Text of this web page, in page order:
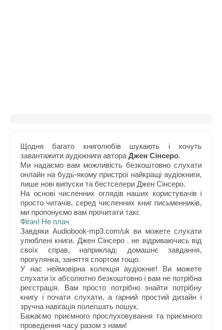
Щодня багато книголюбів шукають і хочуть
завантажити аудіокниги автора Джен Сінсеро.
Ми надаємо вам можливість безкоштовно слухати
онлайн на будь-якому пристрої найкращі аудіокниги,
лише нові випуски та бестселери Джен Сінсеро.
На основі численних оглядів наших користувачів і
просто читачів, серед численних книг письменників,
ми пропонуємо вам прочитати такі:
Фігач! Не плач
Завдяки Audiobook-mp3.com/uk ви можете слухати
улюблені книги. Джен Сінсеро . не відриваючись від
своїх справ, наприклад: домашнє завдання,
прогулянка, заняття спортом тощо.
У нас неймовірна колекція аудіокниг! Ви можете
слухати їх абсолютно безкоштовно і вам не потрібна
реєстрація. Вам просто потрібно знайти потрібну
книгу і почати слухати, а гарний простий дизайн і
зручна навігація полегшать пошук.
Бажаємо приємного прослуховування та приємного
проведення часу разом з нами!